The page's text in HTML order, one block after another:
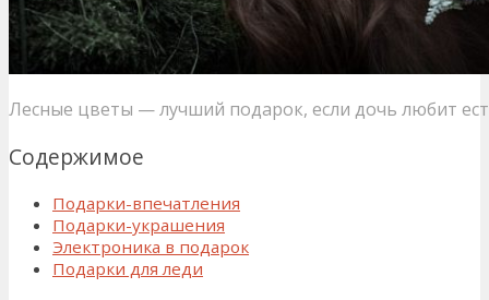
Лесные цветы — лучший подарок, если дочь любит
Содержимое
Подарки-впечатления
Подарки-украшения
Электроника в подарок
Подарки для леди